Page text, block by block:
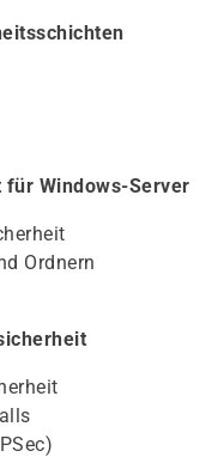
Windows-Server
Ordnern